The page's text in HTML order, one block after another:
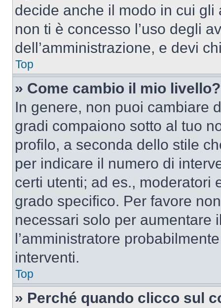
decide anche il modo in cui
non ti è concesso l’uso degli
dell’amministrazione, e devi
Top
» Come cambio il mio livello?
In genere, non puoi cambiare
gradi compaiono sotto al tuo
profilo, a seconda dello stile
per indicare il numero di
certi utenti; ad es., moderatori
grado specifico. Per favore
necessari solo per aumentare
l’amministratore
interventi.
Top
» Perché quando clicco sul